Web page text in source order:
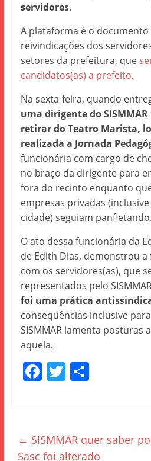
servidores.
A plataforma é o
reivindicações dos
setores da prefeitura, que
candidatos(as) a prefeito.
Na sexta-feira, quando
uma dirigente do
retirar do Teatro Marista,
realizada a Jornada
funcionária com cargo de
no braço da dirigente para
fora do recinto enquanto
empresas privadas
cidade) seguiam panfletando.
O ato dessa funcionária da
de Edith Dias, demonstrou
com os servidores(as), que
representados pelo
foi uma prática
consequências inclusive
SISMMAR lamenta posturas
aquela.
F
b
T S
← SISMMAR quer saber
Sasc foi alterado